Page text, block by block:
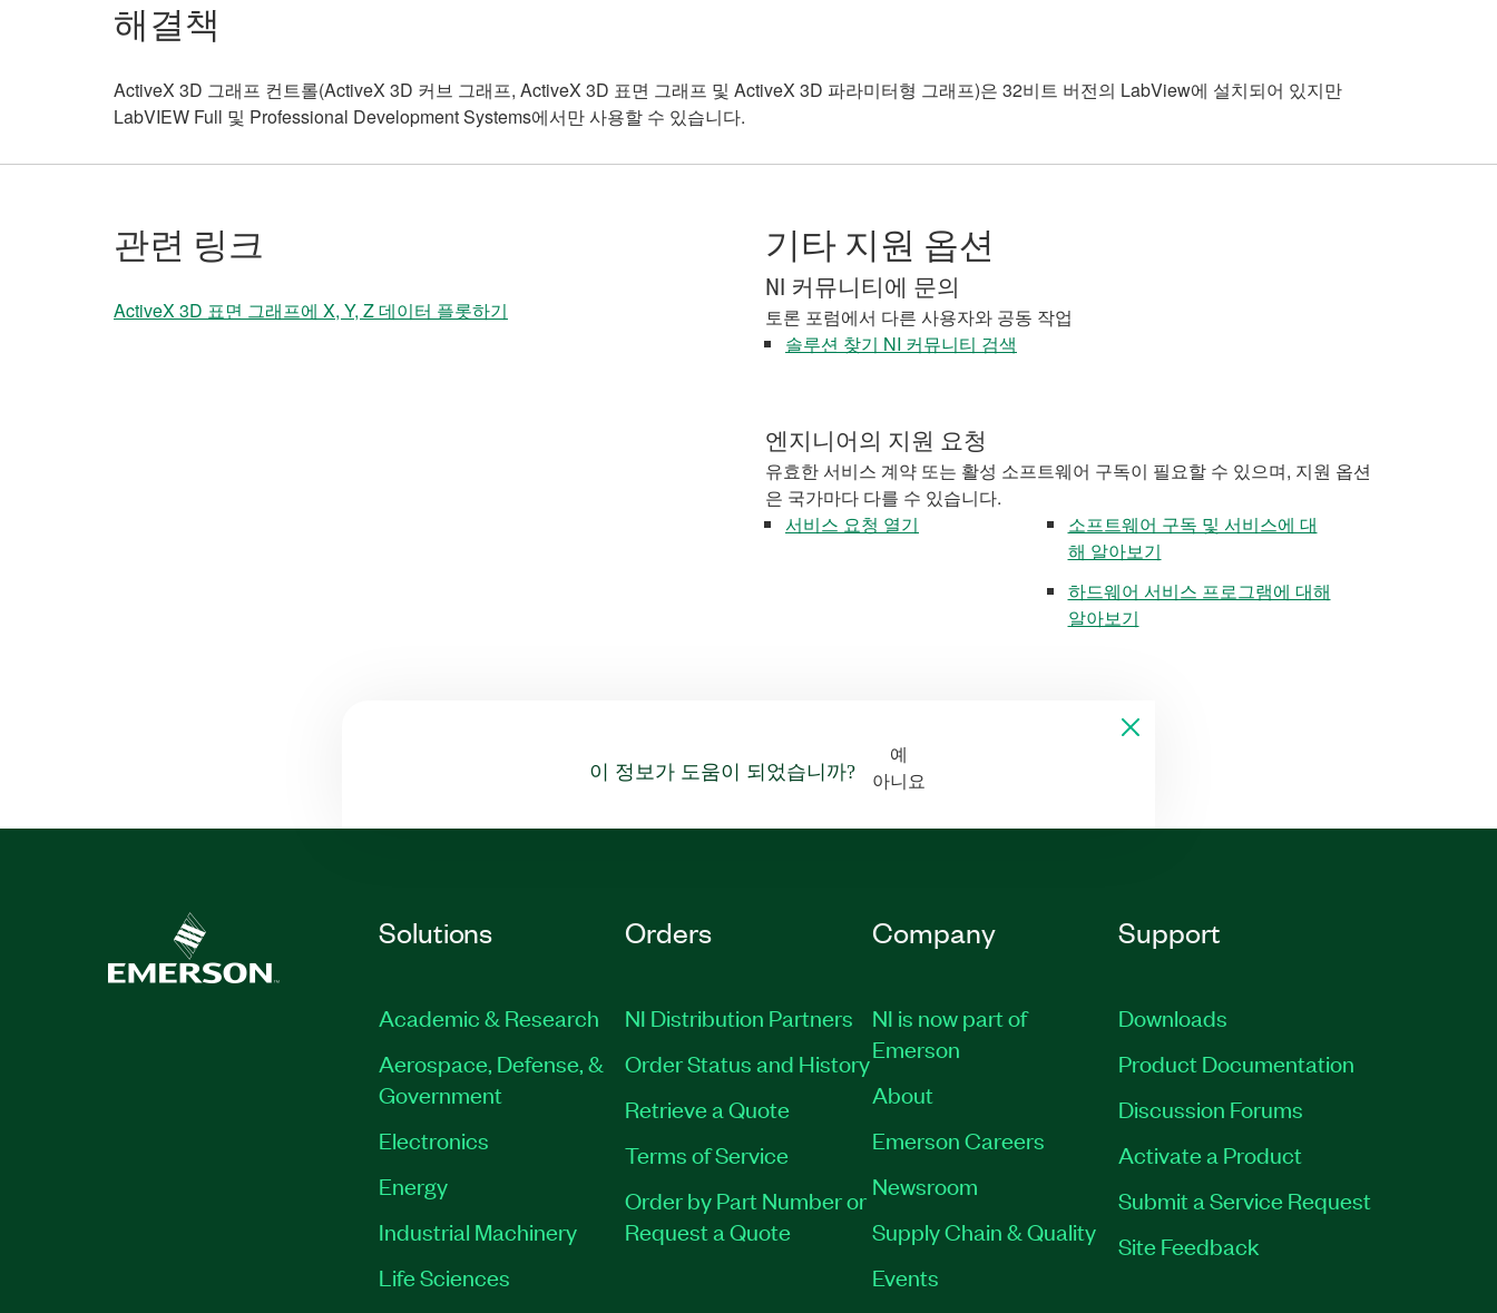
해결책
ActiveX 3D 그래프 컨트롤(ActiveX 3D 커브 그래프, ActiveX 3D 표면 그래프 및 ActiveX 3D 파라미터형 그래프)은 32비트 버전의 LabView에 설치되어 있지만
LabVIEW Full 및 Professional Development Systems에서만 사용할 수 있습니다.
관련 링크
ActiveX 3D 표면 그래프에 X, Y, Z 데이터 플롯하기
기타 지원 옵션
NI 커뮤니티에 문의
토론 포럼에서 다른 사용자와 공동 작업
솔루션 찾기 NI 커뮤니티 검색
엔지니어의 지원 요청
유효한 서비스 계약 또는 활성 소프트웨어 구독이 필요할 수 있으며, 지원 옵션
은 국가마다 다를 수 있습니다.
서비스 요청 열기
소프트웨어 구독 및 서비스에 대
해 알아보기
하드웨어 서비스 프로그램에 대해
알아보기
이 정보가 도움이 되었습니까?
예
아니요
Solutions
Academic & Research
Aerospace, Defense, &
Government
Electronics
Energy
Industrial Machinery
Life Sciences
Orders
NI Distribution Partners
Order Status and History
Retrieve a Quote
Terms of Service
Order by Part Number or
Request a Quote
Company
NI is now part of
Emerson
About
Emerson Careers
Newsroom
Supply Chain & Quality
Events
Support
Downloads
Product Documentation
Discussion Forums
Activate a Product
Submit a Service Request
Site Feedback